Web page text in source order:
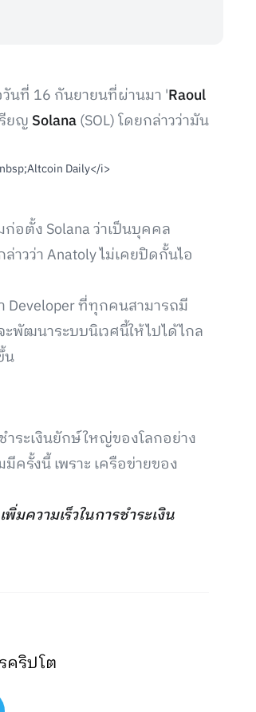
นที่ 16 กันยายนที่ผ่านมา 'Raoul
ยญ Solana(SOL) โดยกล่าวว่ามัน
อตั้ง Solana ว่าเป็นบุคคล
วว่า Anatoly ไม่เคยปิดกั้นไอ
Developer ที่ทุกคนสามารถมี
ะพัฒนาระบบนิเวศนี้ให้ไปได้ไกล
น
ำระเงินยักษ์ใหญ่ของโลกอย่าง
ครั้งนี้ เพราะ เครือข่ายของ
มความเร็วในการชำระเงิน
คริปโต